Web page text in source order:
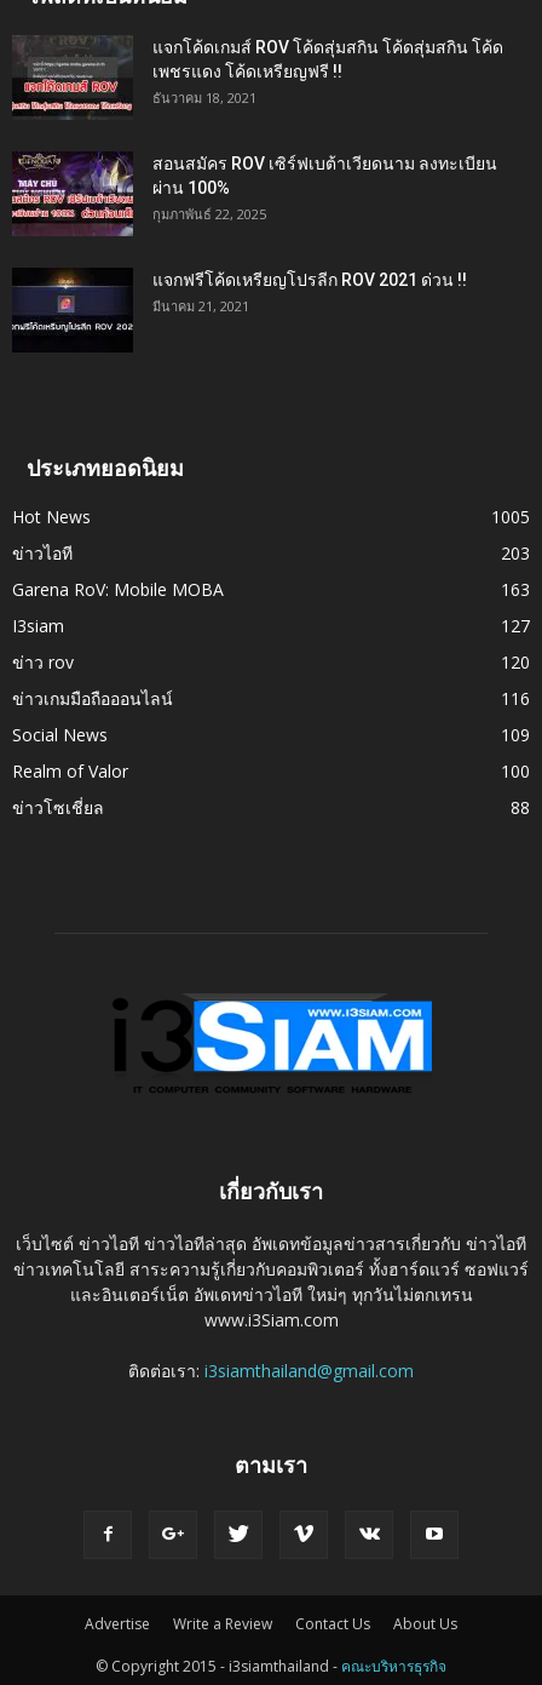
แจกโค้ดเกมส์ ROV โค้ดสุ่มสกิน โค้ดสุ่มสกิน โค้ด
เพชรแดง โค้ดเหรียญฟรี !!
ธันวาคม 18, 2021
สอนสมัคร ROV เซิร์ฟเบต้าเวียดนาม ลงทะเบียน
ผ่าน 100%
กุมภาพันธ์ 22, 2025
แจกฟรีโค้ดเหรียญโปรลีก ROV 2021 ด่วน !!
มีนาคม 21, 2021
ประเภทยอดนิยม
Hot News
1005
ข่าวไอที
203
Garena RoV: Mobile MOBA
163
I3siam
127
ข่าว rov
120
ข่าวเกมมือถือออนไลน์
116
Social News
109
Realm of Valor
100
ข่าวโซเชี่ยล
88
เกี่ยวกับเรา
เว็บไซต์ ข่าวไอที ข่าวไอทีล่าสุด อัพเดทข้อมูลข่าวสารเกี่ยวกับ ข่าวไอที
ข่าวเทคโนโลยี สาระความรู้เกี่ยวกับคอมพิวเตอร์ ทั้งฮาร์ดแวร์ ซอฟแวร์
และอินเตอร์เน็ต อัพเดทข่าวไอที ใหม่ๆ ทุกวันไม่ตกเทรน
www.i3Siam.com
ติดต่อเรา: i3siamthailand@gmail.com
ตามเรา
Advertise Write a Review Contact Us About Us
© Copyright 2015 - i3siamthailand - คณะบริหารธุรกิจ